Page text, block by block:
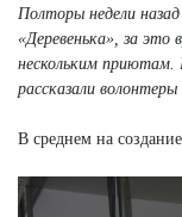
Полторы недели
«Деревенька», за это
нескольким приютам.
рассказали
В среднем на